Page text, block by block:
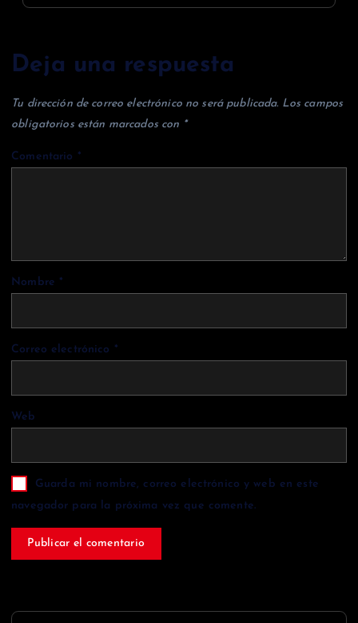
Deja una respuesta
Tu dirección de correo electrónico no será publicada. Los campos
obligatorios están marcados con *
Comentario *
Nombre *
Correo electrónico *
Web
Guarda mi nombre, correo electrónico y web en este
navegador para la próxima vez que comente.